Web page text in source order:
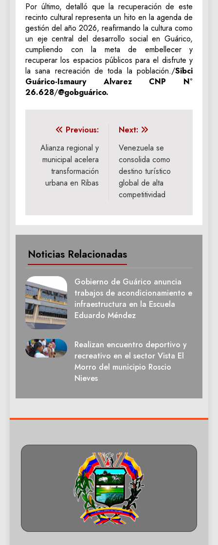
Por último, detalló que la recuperación de este
recinto cultural representa un hito en la agenda de
gestión del año 2026, reafirmando la cultura como
un eje central del desarrollo social en Guárico,
cumpliendo con la meta de embellecer y
recuperar los espacios públicos para el disfrute y
la sana recreación de toda la población./Sibci
Guárico-Ismaury Alvarez CNP N°
26.628/@gobguárico.
Navegación
de
entradas
Previous:
Alianza regional y
municipal acelera
transformación
urbana en Ribas
Next:
Venezuela se
consolida como
destino turístico
global de alta
competitividad
Noticias Relacionadas
Gobierno de Guárico anuncia
trabajos de acondicionamiento e
infraestructura en la Escuela
Eduardo Méndez
Realizan encuentro deportivo y
recreativo en el sector Vista El
Morro del municipio Roscio
Nieves